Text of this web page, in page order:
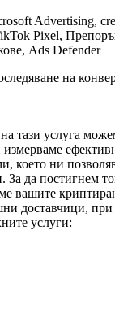
Advertising,
Pixel,
Ads Defender
на
тази услуга
измерваме
което ни
За да постигнем
вашите
доставчици, при
услуги: